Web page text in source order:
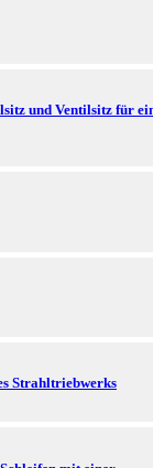
und Ventilsitz für
Strahltriebwerks